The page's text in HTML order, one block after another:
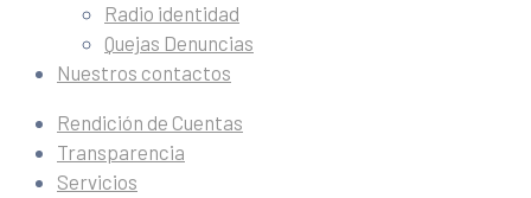
Radio identidad
Quejas Denuncias
Nuestros contactos
Rendición de Cuentas
Transparencia
Servicios